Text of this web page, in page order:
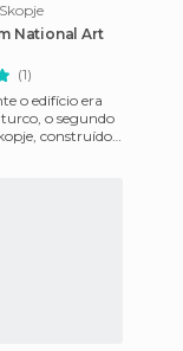
National Art
(1)
o edifício era
o segundo
construído